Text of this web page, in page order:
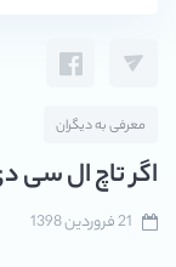
معرفی به دیگران
اگر تاچ ال سی
21 فروردین 1398